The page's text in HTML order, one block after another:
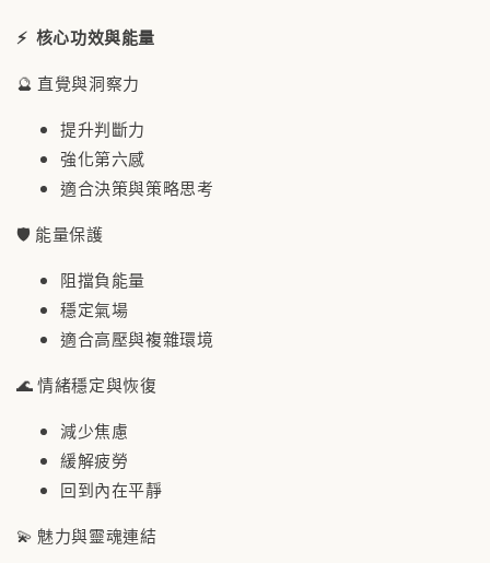
⚡ 核心功效與能量
🔮 直覺與洞察力
提升判斷力
強化第六感
適合決策與策略思考
🛡 能量保護
阻擋負能量
穩定氣場
適合高壓與複雜環境
🌊 情緒穩定與恢復
減少焦慮
緩解疲勞
回到內在平靜
💫 魅力與靈魂連結